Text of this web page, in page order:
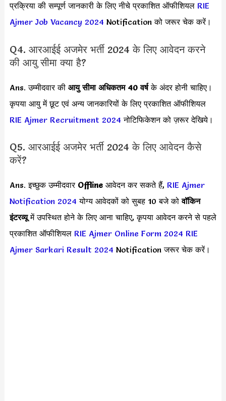
प्रक्रिया की सम्पूर्ण जानकारी के लिए नीचे प्रकाशित ऑफीशियल RIE
Ajmer Job Vacancy 2024 Notification को जरूर चेक करें।
Q4. आरआईई अजमेर भर्ती 2024 के लिए आवेदन करने
की आयु सीमा क्या है?
Ans. उम्मीदवार की आयु सीमा अधिकतम 40 वर्षके अंदर होनी चाहिए।
कृपया आयु में छूट एवं अन्य जानकारियों के लिए प्रकाशित ऑफीशियल
RIE Ajmer Recruitment 2024 नोटिफिकेशन को ज़रूर देखिये।
Q5. आरआईई अजमेर भर्ती 2024 के लिए आवेदन कैसे
करें?
Ans. इच्छुक उम्मीदवार Offline आवेदन कर सकते हैं, RIE Ajmer
Notification 2024 योग्य आवेदकों को सुबह 10 बजे कोवॉकिन
इंटरव्यूमें उपस्थित होने के लिए आना चाहिए, कृपया आवेदन करने से पहले
प्रकाशित ऑफीशियल RIE Ajmer Online Form 2024 RIE
Ajmer Sarkari Result 2024 Notification जरूर चेक करें।